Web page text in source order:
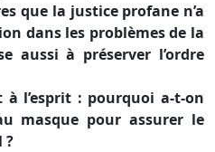
que la justice profane n’a
dans les problèmes de la
aussi à préserver l’ordre
l’esprit : pourquoi a-t-on
masque pour assurer le
?